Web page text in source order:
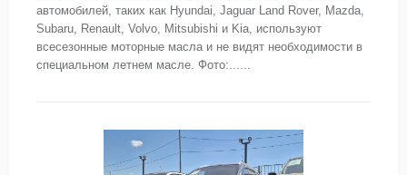
автомобилей, таких как Hyundai, Jaguar Land Rover, Mazda,
Subaru, Renault, Volvo, Mitsubishi и Kia, используют
всесезонные моторные масла и не видят необходимости в
специальном летнем масле. Фото:......